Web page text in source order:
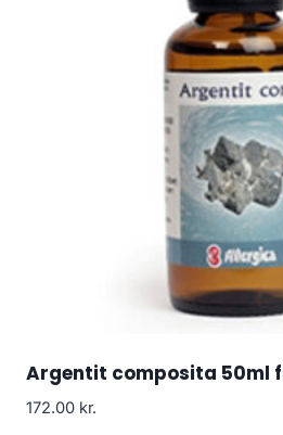
Argentit composita 50ml
172.00 kr.